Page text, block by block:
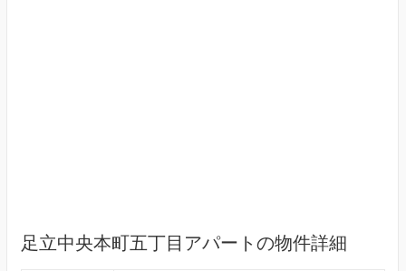
足立中央本町五丁目アパートの物件詳細